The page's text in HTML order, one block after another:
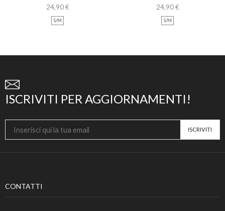
LUNGA CON PIZZO
24,90€
S/M
LUNGA CON STRASS
24,90€
S/M
ISCRIVITI PER AGGIORNAMENTI!
CONTATTI